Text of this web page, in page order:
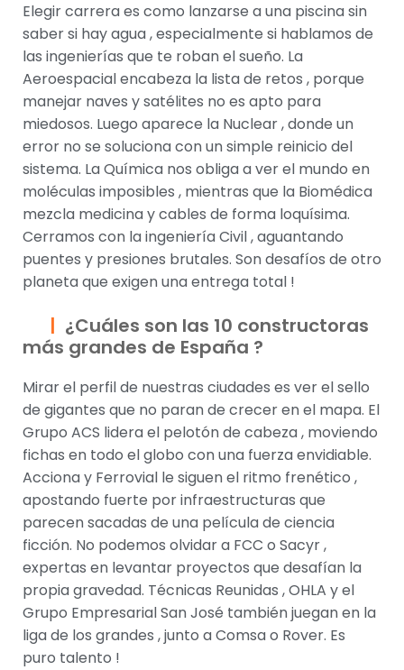
Elegir carrera es como lanzarse a una piscina sin
saber si hay agua , especialmente si hablamos de
las ingenierías que te roban el sueño. La
Aeroespacial encabeza la lista de retos , porque
manejar naves y satélites no es apto para
miedosos. Luego aparece la Nuclear , donde un
error no se soluciona con un simple reinicio del
sistema. La Química nos obliga a ver el mundo en
moléculas imposibles , mientras que la Biomédica
mezcla medicina y cables de forma loquísima.
Cerramos con la ingeniería Civil , aguantando
puentes y presiones brutales. Son desafíos de otro
planeta que exigen una entrega total !
¿Cuáles son las 10 constructoras
más grandes de España ?
Mirar el perfil de nuestras ciudades es ver el sello
de gigantes que no paran de crecer en el mapa. El
Grupo ACS lidera el pelotón de cabeza , moviendo
fichas en todo el globo con una fuerza envidiable.
Acciona y Ferrovial le siguen el ritmo frenético ,
apostando fuerte por infraestructuras que
parecen sacadas de una película de ciencia
ficción. No podemos olvidar a FCC o Sacyr ,
expertas en levantar proyectos que desafían la
propia gravedad. Técnicas Reunidas , OHLA y el
Grupo Empresarial San José también juegan en la
liga de los grandes , junto a Comsa o Rover. Es
puro talento !